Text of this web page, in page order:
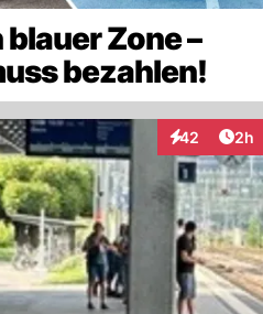
Zone –
bezahlen!
42
Interaktionen
2h